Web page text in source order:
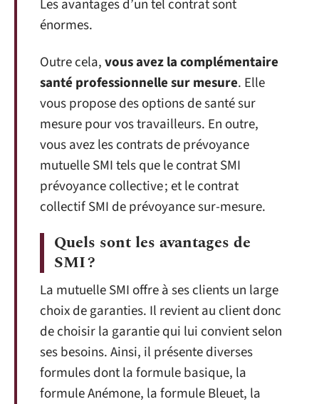
Les avantages d’un tel contrat sont
énormes.
Outre cela,vous avez la complémentaire
santé professionnelle sur mesure. Elle
vous propose des options de santé sur
mesure pour vos travailleurs. En outre,
vous avez les contrats de prévoyance
mutuelle SMI tels que le contrat SMI
prévoyance collective ; et le contrat
collectif SMI de prévoyance sur-mesure.
Quels sont les avantages de
SMI ?
La mutuelle SMI offre à ses clients un large
choix de garanties. Il revient au client donc
de choisir la garantie qui lui convient selon
ses besoins. Ainsi, il présente diverses
formules dont la formule basique, la
formule Anémone, la formule Bleuet, la